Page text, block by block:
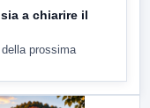
a chiarire il
prossima